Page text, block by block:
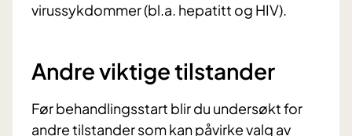
virussykdommer (bl.a. hepatitt og HIV).
Andre viktige tilstander
Før behandlingsstart blir du undersøkt for
andre tilstander som kan påvirke valg av